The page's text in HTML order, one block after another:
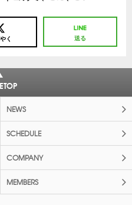
く 送る
NEWS
SCHEDULE
COMPANY
MEMBERS